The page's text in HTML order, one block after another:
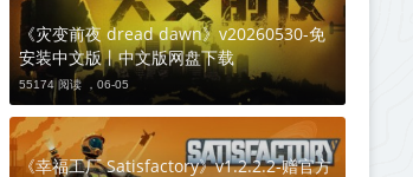
《灾变前夜 dread dawn》v20260530-免
安装中文版丨中文版网盘下载
55174 阅读 ， 06-05
《幸福工厂 Satisfactory》v1.2.2.2-赠官方